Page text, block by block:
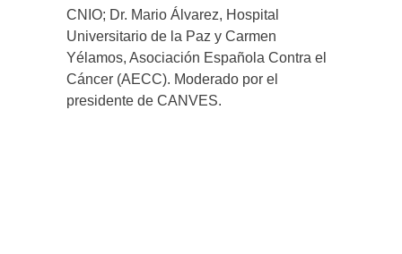
CNIO; Dr. Mario Álvarez, Hospital
Universitario de la Paz y Carmen
Yélamos, Asociación Española Contra el
Cáncer (AECC). Moderado por el
presidente de CANVES.